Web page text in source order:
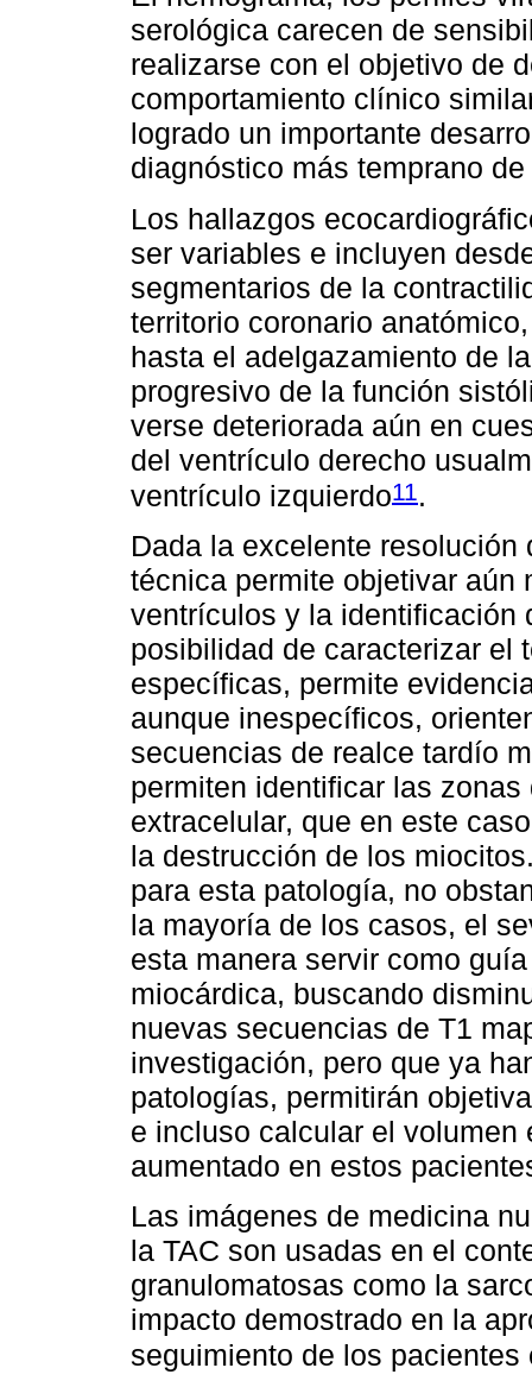
serológica carecen de
realizarse con el objetivo de
comportamiento clínico
logrado un importante
diagnóstico más temprano
Los hallazgos
ser variables e incluyen
segmentarios de la
territorio coronario
hasta el adelgazamiento de
progresivo de la función
verse deteriorada aún en
del ventrículo derecho
ventrículo izquierdo11 .
Dada la excelente
técnica permite objetivar aún
ventrículos y la identificación
posibilidad de caracterizar el
específicas, permite
aunque inespecíficos,
secuencias de realce tardío
permiten identificar las
extracelular, que en este
la destrucción de los
para esta patología, no
la mayoría de los casos, el
esta manera servir como
miocárdica, buscando
nuevas secuencias de T1
investigación, pero que ya
patologías, permitirán
e incluso calcular el volumen
aumentado en estos
Las imágenes de medicina
la TAC son usadas en el
granulomatosas como la
impacto demostrado en la
seguimiento de los pacientes